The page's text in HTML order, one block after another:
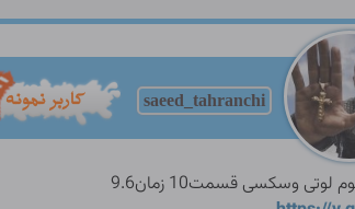
saeed_tahranchi
لوتی وسکسی قسمت10 زمان9.6